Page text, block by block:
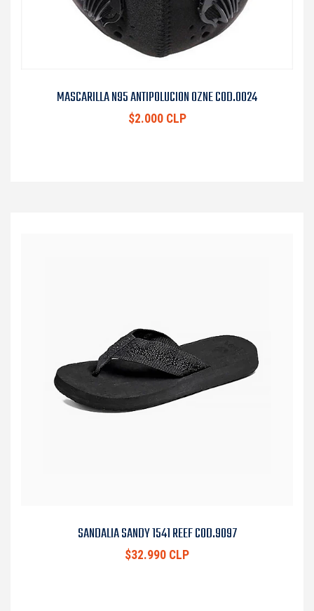
MASCARILLA N95 ANTIPOLUCION OZNE COD.0024
$2.000 CLP
SANDALIA SANDY 1541 REEF COD.9097
$32.990 CLP